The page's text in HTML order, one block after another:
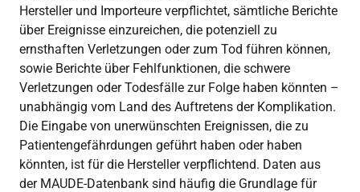
Hersteller und Importeure verpflichtet, sämtliche Berichte
über Ereignisse einzureichen, die potenziell zu
ernsthaften Verletzungen oder zum Tod führen können,
sowie Berichte über Fehlfunktionen, die schwere
Verletzungen oder Todesfälle zur Folge haben könnten –
unabhängig vom Land des Auftretens der Komplikation.
Die Eingabe von unerwünschten Ereignissen, die zu
Patientengefährdungen geführt haben oder haben
könnten, ist für die Hersteller verpflichtend. Daten aus
der MAUDE-Datenbank sind häufig die Grundlage für